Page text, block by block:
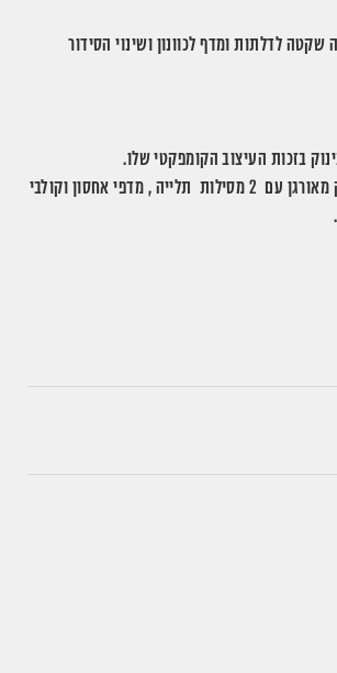
שקטה לדלתות ומדף לכוונון ושינוי הסידור
בזכות העיצוב הקומפקטי שלו.
שמור על חדר התינוק מאורגן עם 2 מסילות תלייה , מדפי אחסון וקולבי